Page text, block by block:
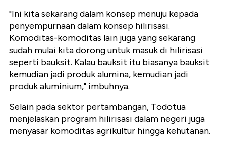
"Ini kita sekarang dalam konsep menuju kepada
penyempurnaan dalam konsep hilirisasi.
Komoditas-komoditas lain juga yang sekarang
sudah mulai kita dorong untuk masuk di hilirisasi
seperti bauksit. Kalau bauksit itu biasanya bauksit
kemudian jadi produk alumina, kemudian jadi
produk aluminium," imbuhnya.
Selain pada sektor pertambangan, Todotua
menjelaskan program hilirisasi dalam negeri juga
menyasar komoditas agrikultur hingga kehutanan.